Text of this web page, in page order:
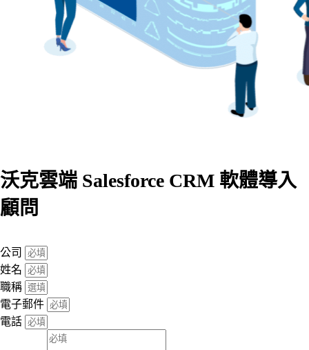
沃克雲端 Salesforce CRM 軟體導入
顧問
公司
姓名
職稱
電子郵件
電話